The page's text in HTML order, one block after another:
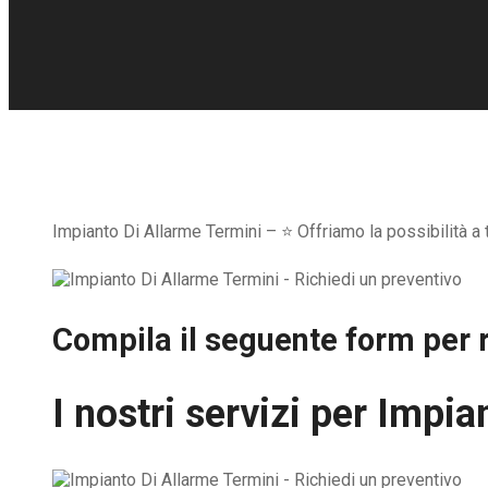
Impianto Di Allarme Termini – ⭐ Offriamo la possibilità
Compila il seguente form per
I nostri servizi per